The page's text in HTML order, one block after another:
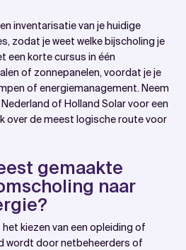
inventarisatie van je huidige
zodat je weet welke bijscholing je
een korte cursus in één
of zonnepanelen, voordat je je
of energiemanagement. Neem
of Holland Solar voor een
over de meest logische route voor
gemaakte
naar
kiezen van een opleiding of
wordt door netbeheerders of